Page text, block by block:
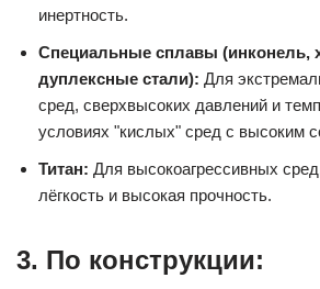
инертность.
Специальные сплавы (инконель,
дуплексные стали): Для
сред, сверхвысоких давлений и
условиях "кислых" сред с высоким
Титан: Для высокоагрессивных
лёгкость и высокая прочность.
3. По конструкции: